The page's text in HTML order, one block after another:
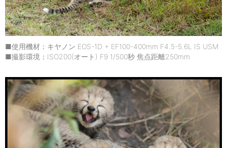
■使用機材：キヤノン EOS-1D + EF100-400mm F4.5-5.6L IS USM
■撮影環境：ISO200(オート) F9 1/500秒 焦点距離250mm